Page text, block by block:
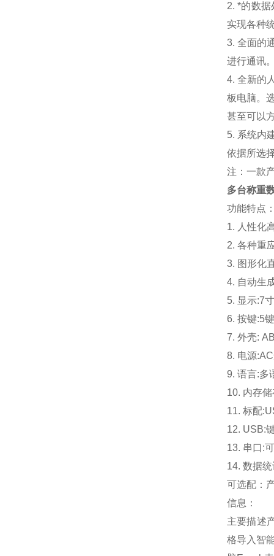
2. *的数
实现各种
3. 全面的
进行通讯
4. 全新的
板电脑。
甚至可以
5. 系统内
依据所选
注：一款
多台称重
功能特点
1. 人性化
2. 各种重
3. 图形化
4. 自动生
5. 显示:7
6. 按键:5
7. 外壳:
8. 电源
9. 语言:多
10. 内存
11. 标配
12. USB:
13. 串口:
14. 数据
可选配：
信息：
主要描述
格导入智